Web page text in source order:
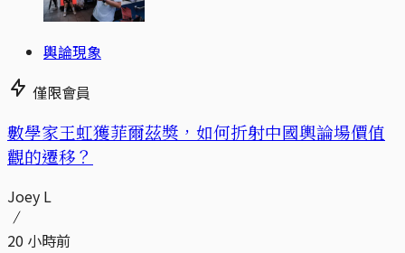
輿論現象
僅限會員
數學家王虹獲菲爾茲獎，如何折射中國輿論場價值
觀的遷移？
Joey L
20 小時前